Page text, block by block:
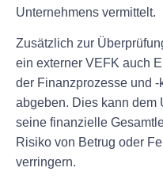
Unternehmens vermittelt.
Zusätzlich zur
ein externer VEFK auch
der Finanzprozesse und
abgeben. Dies kann dem
seine finanzielle
Risiko von Betrug oder
verringern.